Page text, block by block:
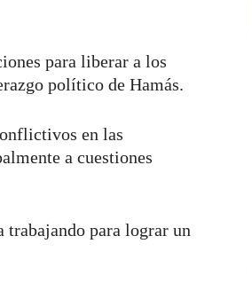
para liberar a los
político de Hamás.
en las
a cuestiones
trabajando para lograr un